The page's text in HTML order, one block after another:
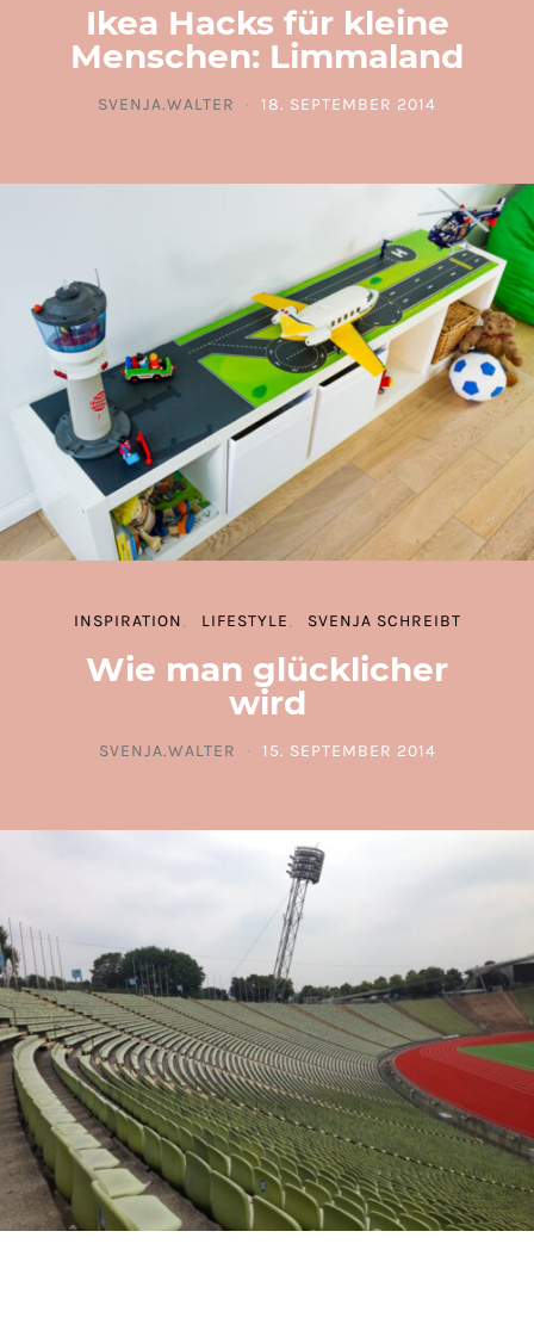
Ikea Hacks für kleine
Menschen: Limmaland
SVENJA.WALTER
POSTED ON
18. SEPTEMBER 2014
INSPIRATION LIFESTYLE SVENJA SCHREIBT
Wie man glücklicher
wird
SVENJA.WALTER
POSTED ON
15. SEPTEMBER 2014